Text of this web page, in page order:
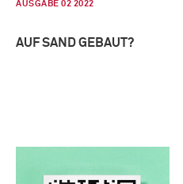
AUSGABE 02 2022
AUF SAND GEBAUT?